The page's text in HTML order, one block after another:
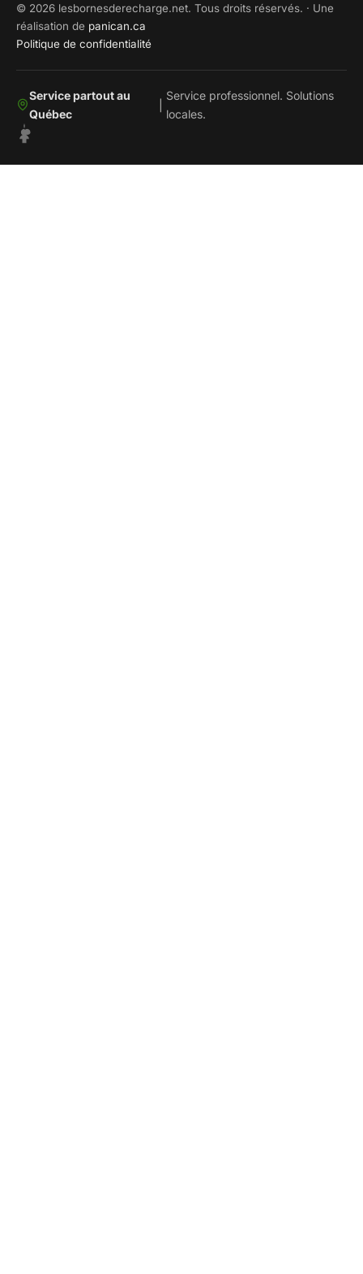
© 2026 lesbornesderecharge.net. Tous droits réservés. · Une
réalisation de panican.ca
Politique de confidentialité
Service partout au
Québec
Service professionnel. Solutions
locales.